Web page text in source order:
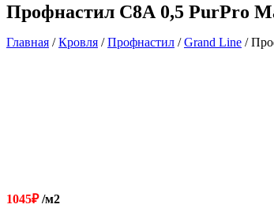
Профнастил С8А 0,5 PurPro
Главная /Кровля /Профнастил /Grand Line /
1045₽/м2